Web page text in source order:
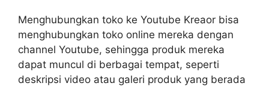
Menghubungkan toko ke Youtube Kreaor bisa
menghubungkan toko online mereka dengan
channel Youtube, sehingga produk mereka
dapat muncul di berbagai tempat, seperti
deskripsi video atau galeri produk yang berada